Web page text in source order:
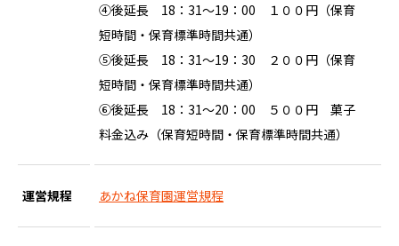
④後延長 18：31～19：00 １００円（保育
短時間・保育標準時間共通）
⑤後延長 18：31～19：30 ２００円（保育
短時間・保育標準時間共通）
⑥後延長 18：31～20：00 ５００円 菓子
料金込み（保育短時間・保育標準時間共通）
運営規程 あかね保育園運営規程